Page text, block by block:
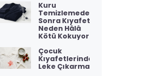
Ütüleme
Etek Pileli
Ütüleme
Kuru
Temizlemeden
Sonra Kıyafet
Neden Hâlâ
Kötü Kokuyor?
Çocuk
Kıyafetlerinde
Leke Çıkarma